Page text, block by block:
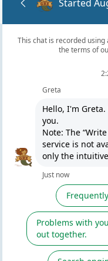
Encuentra
TE